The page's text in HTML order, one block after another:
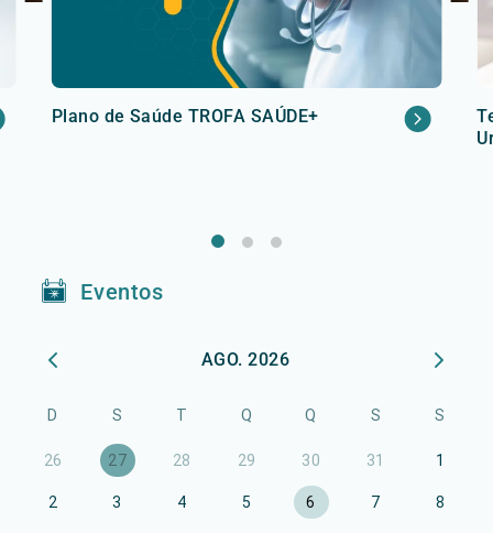
Plano de Saúde TROFA SAÚDE+
Eventos
AGO. 2026
D S T Q Q S S
26 27 28 29 30 31 1
2 3 4 5 6 7 8